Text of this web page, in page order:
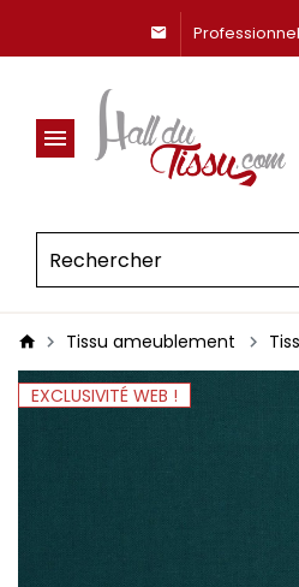
Tissu ameublement
EXCLUSIVITÉ WEB !